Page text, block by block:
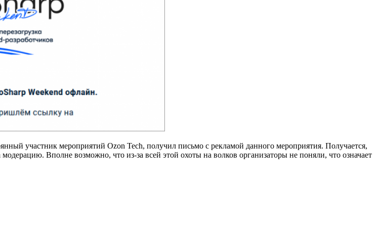
участник мероприятий Ozon Tech, получил письмо с рекламой данного мероприятия. Получается,
Вполне возможно, что из-за всей этой охоты на волков организаторы не поняли, что означает